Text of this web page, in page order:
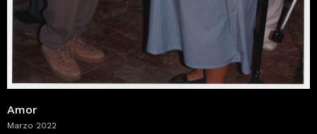
Amor
Marzo 2022